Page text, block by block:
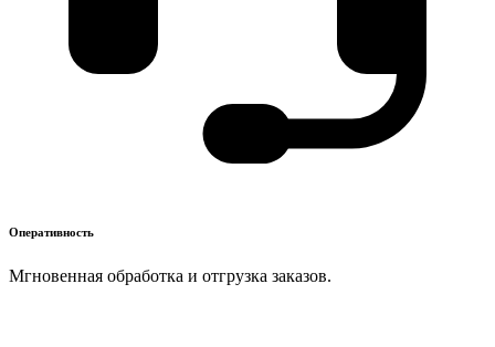
Оперативность
Мгновенная обработка и отгрузка заказов.